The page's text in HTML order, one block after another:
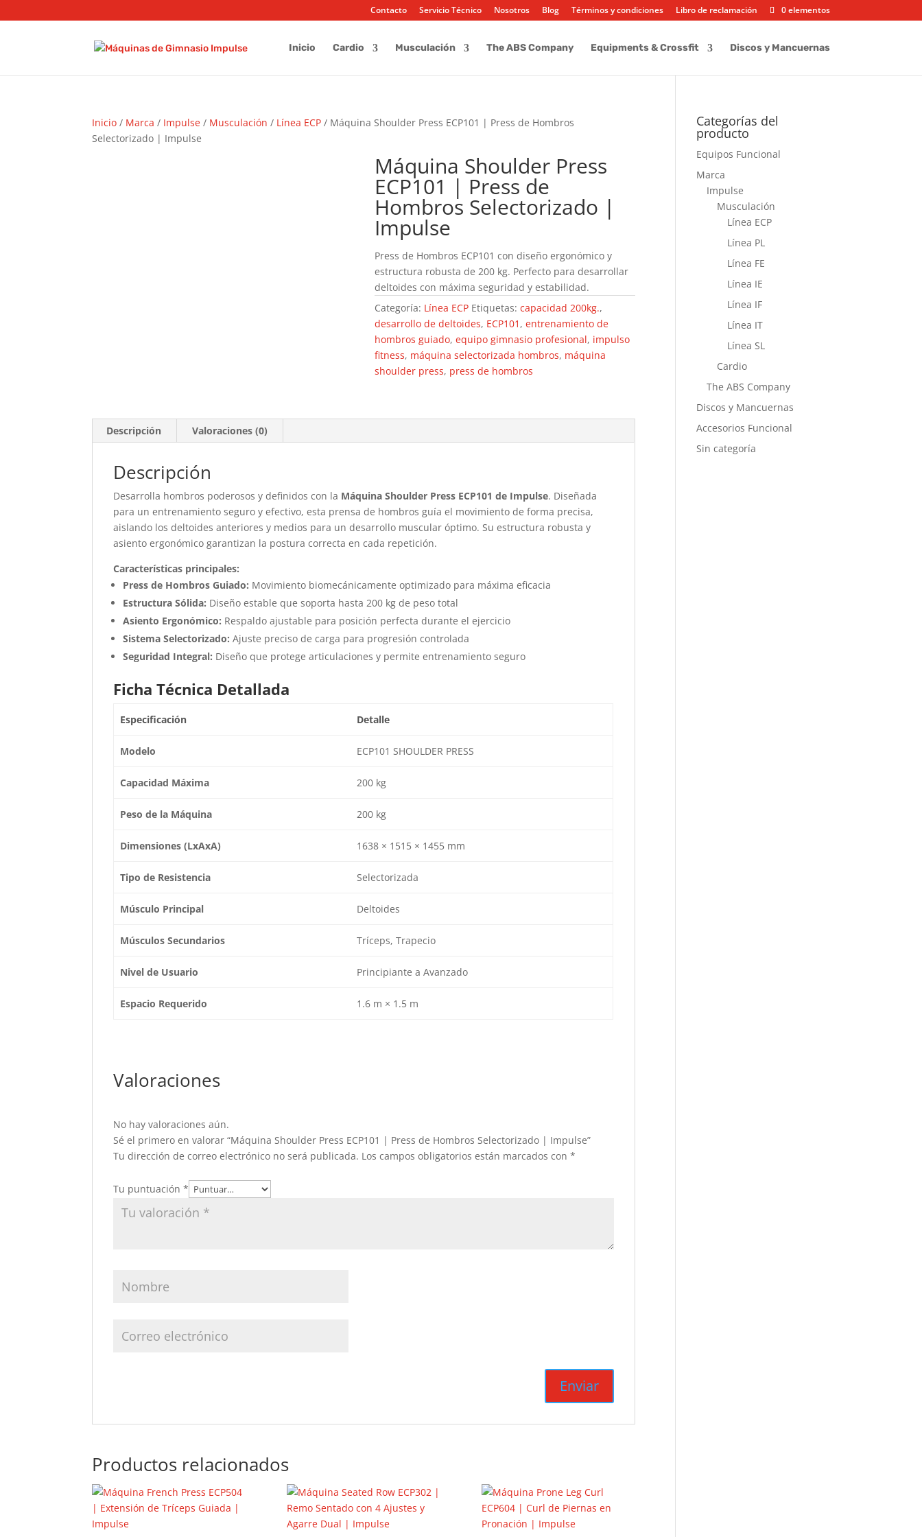
Contacto Servicio Técnico Nosotros Blog Términos y condiciones Libro de reclamación 0 elementos
Inicio Cardio Musculación The ABS Company Equipments & Crossfit Discos y Mancuernas
Inicio / Marca / Impulse / Musculación / Línea ECP / Máquina Shoulder Press ECP101 | Press de Hombros
Selectorizado | Impulse
Máquina Shoulder Press
ECP101 | Press de
Hombros Selectorizado |
Impulse
Press de Hombros ECP101 con diseño ergonómico y
estructura robusta de 200 kg. Perfecto para desarrollar
deltoides con máxima seguridad y estabilidad.
Categoría: Línea ECP Etiquetas:capacidad 200kg.,
desarrollo de deltoides, ECP101 ,entrenamiento de
hombros guiado,equipo gimnasio profesional, impulso
fitness, máquina selectorizada hombros, máquina
shoulder press, press de hombros
Descripción Valoraciones (0)
Descripción
Desarrolla hombros poderosos y definidos con la Máquina Shoulder Press ECP101 de Impulse. Diseñada
para un entrenamiento seguro y efectivo, esta prensa de hombros guía el movimiento de forma precisa,
aislando los deltoides anteriores y medios para un desarrollo muscular óptimo. Su estructura robusta y
asiento ergonómico garantizan la postura correcta en cada repetición.
Características principales:
Press de Hombros Guiado: Movimiento biomecánicamente optimizado para máxima eficacia
Estructura Sólida: Diseño estable que soporta hasta 200 kg de peso total
Asiento Ergonómico: Respaldo ajustable para posición perfecta durante el ejercicio
Sistema Selectorizado: Ajuste preciso de carga para progresión controlada
Seguridad Integral: Diseño que protege articulaciones y permite entrenamiento seguro
Ficha Técnica Detallada
Especificación Detalle
Modelo ECP101 SHOULDER PRESS
Capacidad Máxima 200 kg
Peso de la Máquina 200 kg
Dimensiones (LxAxA) 1638 × 1515 × 1455 mm
Tipo de Resistencia Selectorizada
Músculo Principal Deltoides
Músculos Secundarios Tríceps, Trapecio
Nivel de Usuario Principiante a Avanzado
Espacio Requerido 1.6 m × 1.5 m
Valoraciones
No hay valoraciones aún.
Sé el primero en valorar “Máquina Shoulder Press ECP101 | Press de Hombros Selectorizado | Impulse”
Tu dirección de correo electrónico no será publicada. Los campos obligatorios están marcados con*
Tu puntuación*
Productos relacionados
Categorías del
producto
Equipos Funcional
Marca
Impulse
Musculación
Línea ECP
Línea PL
Línea FE
Línea IE
Línea IF
Línea IT
Línea SL
Cardio
The ABS Company
Discos y Mancuernas
Accesorios Funcional
Sin categoría